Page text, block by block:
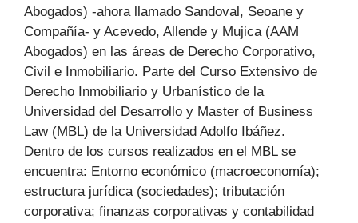
Abogados) -ahora llamado Sandoval, Seoane y
Compañía- y Acevedo, Allende y Mujica (AAM
Abogados) en las áreas de Derecho Corporativo,
Civil e Inmobiliario. Parte del Curso Extensivo de
Derecho Inmobiliario y Urbanístico de la
Universidad del Desarrollo y Master of Business
Law (MBL) de la Universidad Adolfo Ibáñez.
Dentro de los cursos realizados en el MBL se
encuentra: Entorno económico (macroeconomía);
estructura jurídica (sociedades); tributación
corporativa; finanzas corporativas y contabilidad